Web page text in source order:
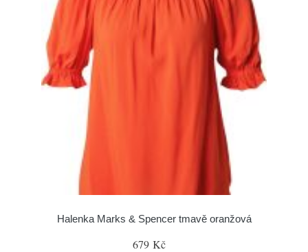
Halenka Marks & Spencer tmavě oranžová
679 Kč